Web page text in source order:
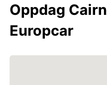
Oppdag
Europcar